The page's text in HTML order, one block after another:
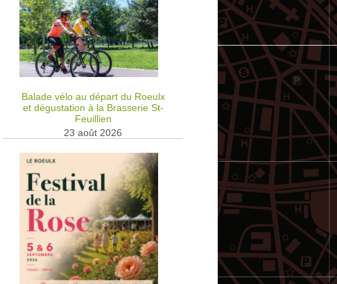
Balade vélo au départ du Roeulx
et dégustation à la Brasserie St-
Feuillien
23 août 2026